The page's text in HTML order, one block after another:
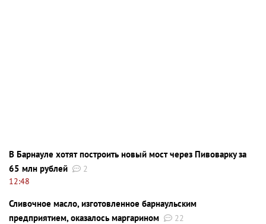
В Барнауле хотят построить новый мост через Пивоварку за
65 млн рублей
2
12:48
Сливочное масло, изготовленное барнаульским
предприятием, оказалось маргарином
22